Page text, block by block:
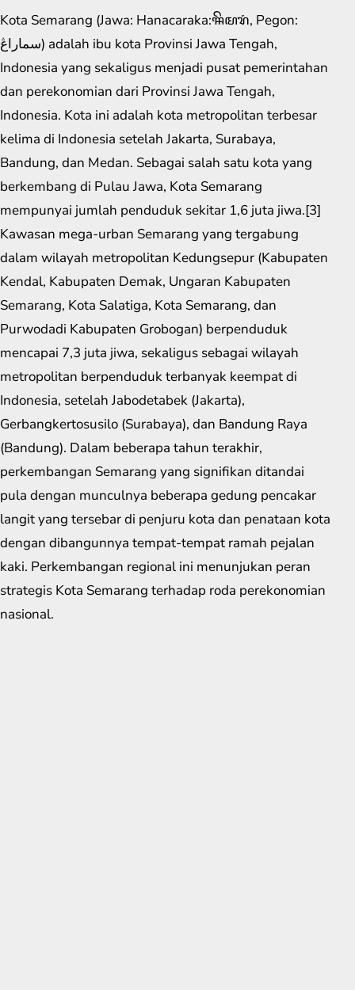
Kota Semarang (Jawa: Hanacaraka:ꦯꦼꦩꦫꦁ​, Pegon:
سماراڠ) adalah ibu kota Provinsi Jawa Tengah,
Indonesia yang sekaligus menjadi pusat pemerintahan
dan perekonomian dari Provinsi Jawa Tengah,
Indonesia. Kota ini adalah kota metropolitan terbesar
kelima di Indonesia setelah Jakarta, Surabaya,
Bandung, dan Medan. Sebagai salah satu kota yang
berkembang di Pulau Jawa, Kota Semarang
mempunyai jumlah penduduk sekitar 1,6 juta jiwa.[3]
Kawasan mega-urban Semarang yang tergabung
dalam wilayah metropolitan Kedungsepur (Kabupaten
Kendal, Kabupaten Demak, Ungaran Kabupaten
Semarang, Kota Salatiga, Kota Semarang, dan
Purwodadi Kabupaten Grobogan) berpenduduk
mencapai 7,3 juta jiwa, sekaligus sebagai wilayah
metropolitan berpenduduk terbanyak keempat di
Indonesia, setelah Jabodetabek (Jakarta),
Gerbangkertosusilo (Surabaya), dan Bandung Raya
(Bandung). Dalam beberapa tahun terakhir,
perkembangan Semarang yang signifikan ditandai
pula dengan munculnya beberapa gedung pencakar
langit yang tersebar di penjuru kota dan penataan kota
dengan dibangunnya tempat-tempat ramah pejalan
kaki. Perkembangan regional ini menunjukan peran
strategis Kota Semarang terhadap roda perekonomian
nasional.